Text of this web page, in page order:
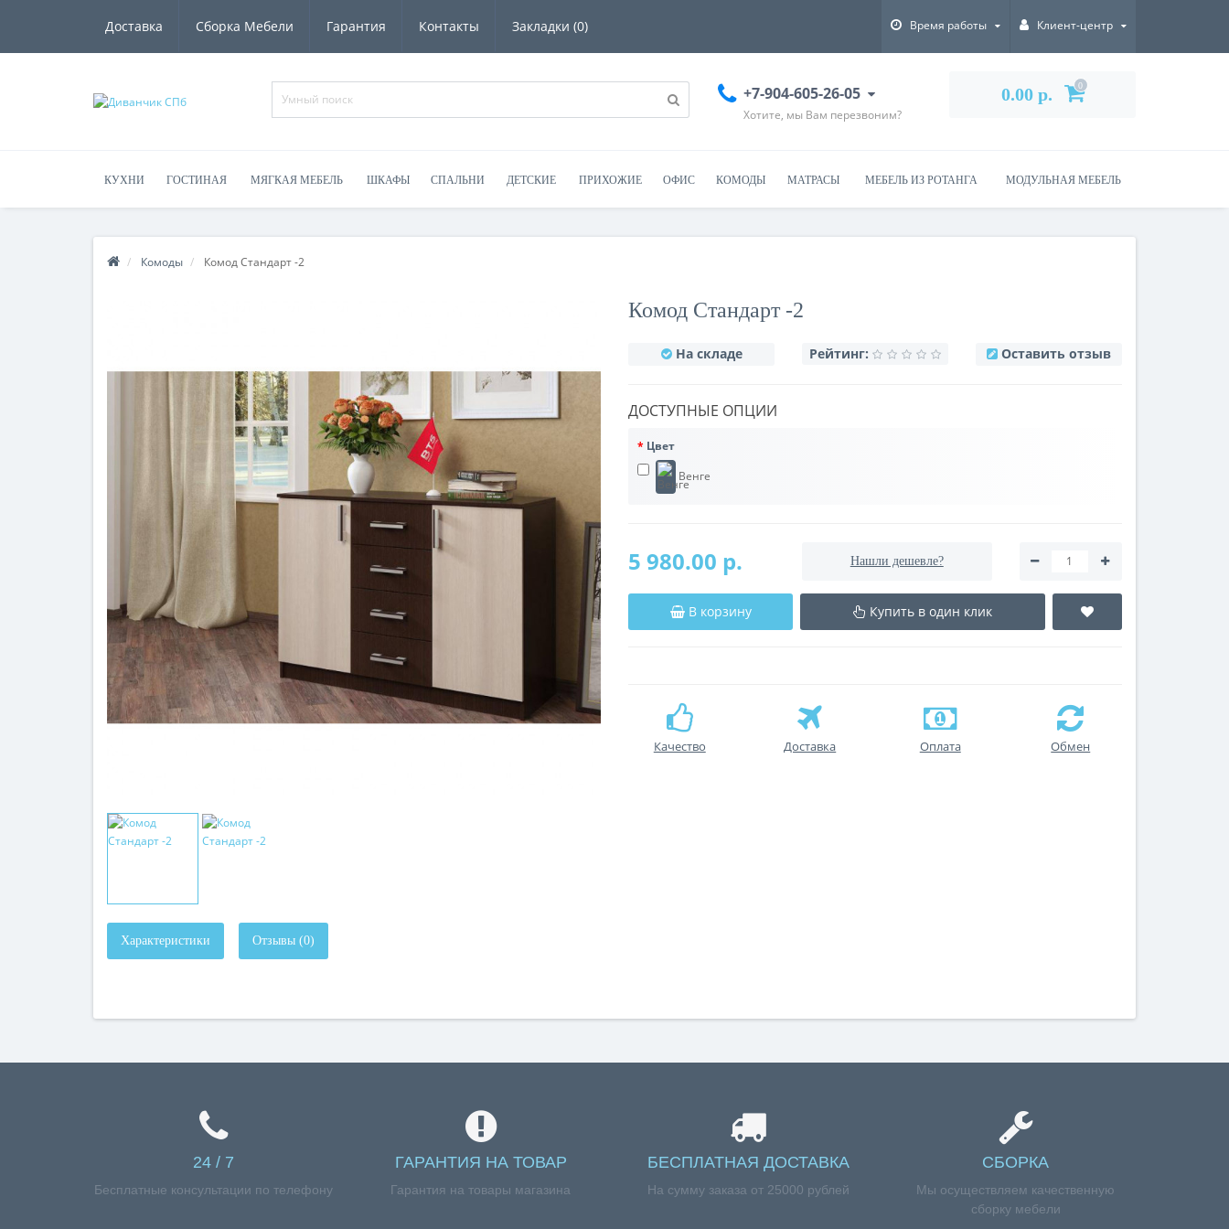
Доставка Сборка Мебели Гарантия Контакты Закладки (0) Время работы Клиент-центр
+7-904-605-26-05
Хотите, мы Вам перезвоним?
0.00 р. 0
КУХНИ ГОСТИНАЯ МЯГКАЯ МЕБЕЛЬ ШКАФЫ СПАЛЬНИ ДЕТСКИЕ ПРИХОЖИЕ ОФИС КОМОДЫ МАТРАСЫ МЕБЕЛЬ ИЗ РОТАНГА МОДУЛЬНАЯ МЕБЕЛЬ
Комоды Комод Стандарт -2
Комод Стандарт -2
На складе Рейтинг: Оставить отзыв
ДОСТУПНЫЕ ОПЦИИ
Цвет
Венге
5 980.00 р. Нашли дешевле?
В корзину Купить в один клик
Качество Доставка Оплата Обмен
Характеристики Отзывы (0)
24 / 7
Бесплатные консультации по телефону
ГАРАНТИЯ НА ТОВАР
Гарантия на товары магазина
БЕСПЛАТНАЯ ДОСТАВКА
На сумму заказа от 25000 рублей
СБОРКА
Мы осуществляем качественную
сборку мебели